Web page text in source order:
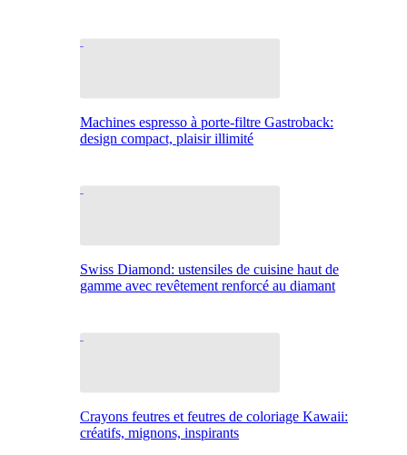
Machines espresso à porte-filtre Gastroback:
design compact, plaisir illimité
Swiss Diamond: ustensiles de cuisine haut de
gamme avec revêtement renforcé au diamant
Crayons feutres et feutres de coloriage Kawaii:
créatifs, mignons, inspirants